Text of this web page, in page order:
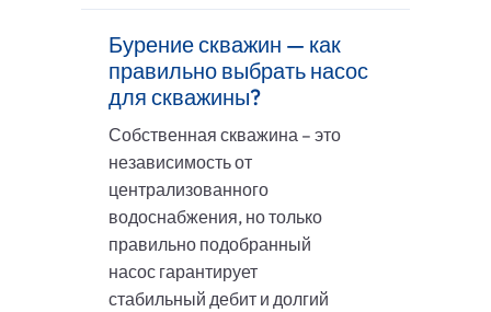
Бурение скважин — как
правильно выбрать насос
для скважины?
Собственная скважина – это
независимость от
централизованного
водоснабжения, но только
правильно подобранный
насос гарантирует
стабильный дебит и долгий